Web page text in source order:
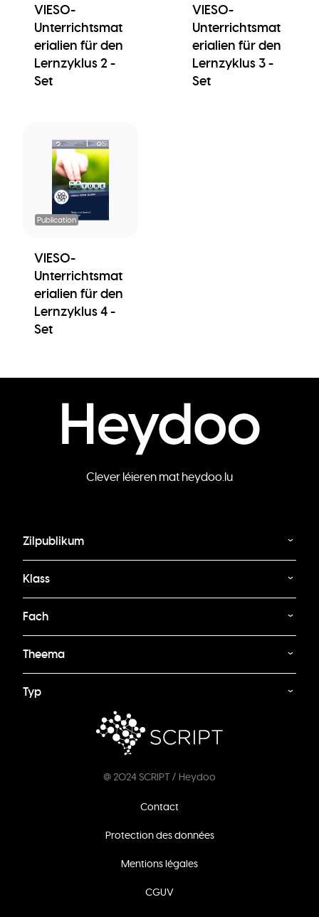
VIESO-
Unterrichtsmat
erialien für den
Lernzyklus 2 -
Set
VIESO-
Unterrichtsmat
erialien für den
Lernzyklus 3 -
Set
Publication
VIESO-
Unterrichtsmat
erialien für den
Lernzyklus 4 -
Set
Clever léieren mat heydoo.lu
Zilpublikum
Klass
Fach
Theema
Typ
@ 2024 SCRIPT / Heydoo
Contact
Protection des données
Mentions légales
CGUV